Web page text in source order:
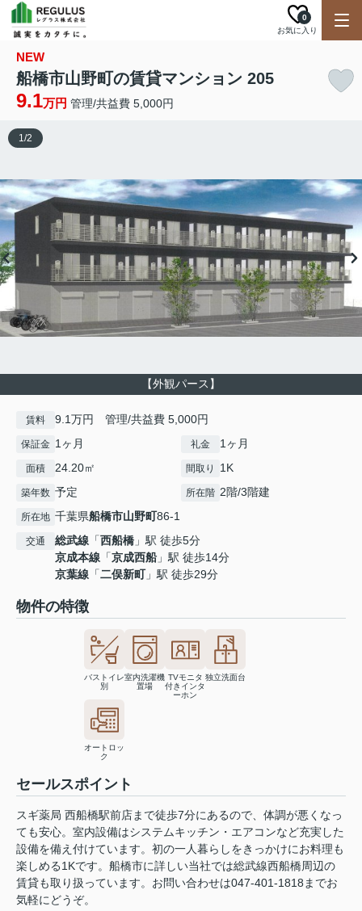
お気に入り
0
NEW
船橋市山野町の賃貸マンション 205
9.1万円 管理/共益費 5,000円
【外観パース】
1/2
賃料 9.1万円 管理/共益費 5,000円
保証金 1ヶ月 礼金 1ヶ月
面積 24.20㎡ 間取り 1K
築年数 予定 所在階 2階/3階建
所在地 千葉県船橋市山野町86-1
交通 総武線 「西船橋 」駅 徒歩5分
京成本線 「京成西船」駅 徒歩14分
京葉線 「二俣新町」駅 徒歩29分
物件の特徴
バストイレ
別
室内洗濯機
置場
TVモニタ
付きインタ
ーホン
独立洗面台
オートロッ
ク
セールスポイント
スギ薬局 西船橋駅前店まで徒歩7分にあるので、体調が悪くなっ
ても安心。室内設備はシステムキッチン・エアコンなど充実した
設備を備え付けています。初の一人暮らしをきっかけにお料理も
楽しめる1Kです。船橋市に詳しい当社では総武線西船橋周辺の
賃貸も取り扱っています。お問い合わせは047-401-1818までお
気軽にどうぞ。